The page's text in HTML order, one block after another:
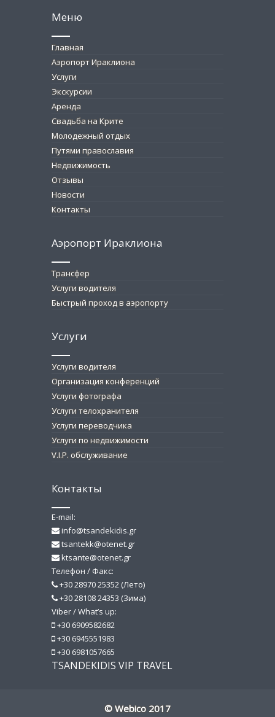
Меню
Главная
Аэропорт Ираклиона
Услуги
Экскурсии
Аренда
Свадьба на Крите
Молодежный отдых
Путями православия
Недвижимость
Отзывы
Новости
Контакты
Аэропорт Ираклиона
Трансфер
Услуги водителя
Быстрый проход в аэропорту
Услуги
Услуги водителя
Организация конференций
Услуги фотографа
Услуги телохранителя
Услуги переводчика
Услуги по недвижимости
V.I.P. обслуживание
Контакты
E-mail:
info@tsandekidis.gr
tsantekk@otenet.gr
ktsante@otenet.gr
Телефон / Факс:
+30 28970 25352 (Лето)
+30 28108 24353 (Зима)
Viber / What’s up:
+30 6909582682
+30 6945551983
+30 6981057665
TSANDEKIDIS VIP TRAVEL
© Webico 2017